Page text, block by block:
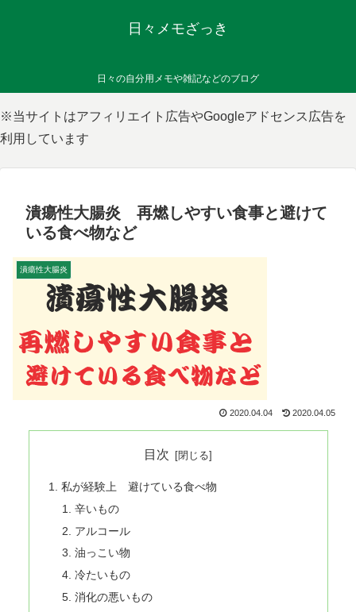
日々メモざっき
日々の自分用メモや雑記などのブログ
※当サイトはアフィリエイト広告やGoogleアドセンス広告を
利用しています
潰瘍性大腸炎 再燃しやすい食事と避けて
いる食べ物など
潰瘍性大腸炎
2020.04.04 2020.04.05
目次
私が経験上 避けている食べ物
辛いもの
アルコール
油っこい物
冷たいもの
消化の悪いもの